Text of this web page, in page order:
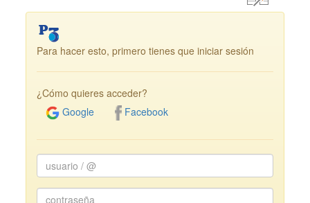
Para hacer esto, primero tienes que iniciar sesión
¿Cómo quieres acceder?
Google
Facebook
usuario
/
@
Password